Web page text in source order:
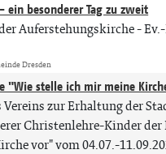
ein besonderer Tag zu zweit
Auferstehungskirche
Dresden
"Wie stelle ich mir meine
zur Erhaltung der
Christenlehre-Kinder der
vor" vom 04.07.-